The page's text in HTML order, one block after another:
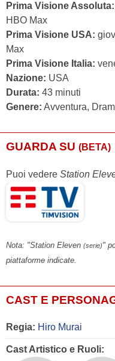
Prima Visione Assoluta:
HBO Max
Prima Visione USA:
Max
Prima Visione Italia:
Nazione: USA
Durata: 43 minuti
Genere: Avventura,
GUARDA SU (BETA)
Puoi vedere Station
Nota: "Station Eleven (serie)"
piattaforme indicate.
CAST E
Regia: Hiro Murai
Cast Artistico e Ruoli: